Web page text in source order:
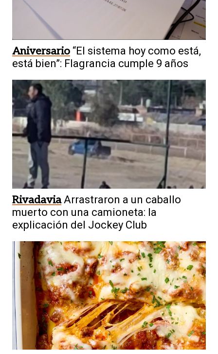
Aniversario “El sistema hoy como está,
está bien”: Flagrancia cumple 9 años
Rivadavia Arrastraron a un caballo
muerto con una camioneta: la
explicación del Jockey Club